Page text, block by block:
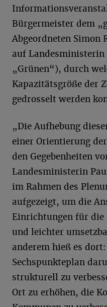
Bürgermeister dem
Abgeordneten Simon
auf Landesministerin
„Grünen“), durch
Kapazitätsgröße der
gedrosselt werden
„Die Aufhebung
einer Orientierung
den Gegebenheiten
Landesministerin
im Rahmen des
aufgezeigt, um die
Einrichtungen für
und leichter
anderem hieß es
Sechspunkteplan
strukturell zu
Ort zu erhöhen, die